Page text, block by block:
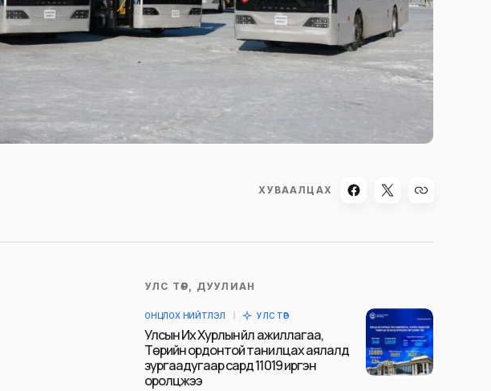
ХУВААЛЦАХ
УЛС ТӨР, ДУУЛИАН
ОНЦЛОХ НИЙТЛЭЛ УЛС ТӨР
Улсын Их Хурлын үйл ажиллагаа,
Төрийн ордонтой танилцах аялалд
зургаадугаар сард 11019 иргэн
оролцжээ